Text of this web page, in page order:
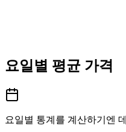
요일별 평균 가격
요일별 통계를 계산하기엔